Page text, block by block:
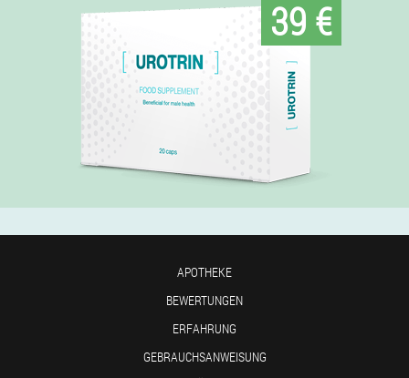
39 €
APOTHEKE
BEWERTUNGEN
ERFAHRUNG
GEBRAUCHSANWEISUNG